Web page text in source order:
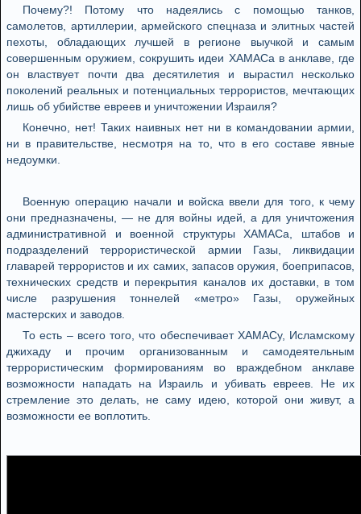
Почему?! Потому что надеялись с помощью танков,
самолетов, артиллерии, армейского спецназа и элитных частей
пехоты, обладающих лучшей в регионе выучкой и самым
совершенным оружием, сокрушить идеи ХАМАСа в анклаве, где
он властвует почти два десятилетия и вырастил несколько
поколений реальных и потенциальных террористов, мечтающих
лишь об убийстве евреев и уничтожении Израиля?
Конечно, нет! Таких наивных нет ни в командовании армии,
ни в правительстве, несмотря на то, что в его составе явные
недоумки.
Военную операцию начали и войска ввели для того, к чему
они предназначены, — не для войны идей, а для уничтожения
административной и военной структуры ХАМАСа, штабов и
подразделений террористической армии Газы, ликвидации
главарей террористов и их самих, запасов оружия, боеприпасов,
технических средств и перекрытия каналов их доставки, в том
числе разрушения тоннелей «метро» Газы, оружейных
мастерских и заводов.
То есть – всего того, что обеспечивает ХАМАСу, Исламскому
джихаду и прочим организованным и самодеятельным
террористическим формированиям во враждебном анклаве
возможности нападать на Израиль и убивать евреев. Не их
стремление это делать, не саму идею, которой они живут, а
возможности ее воплотить.